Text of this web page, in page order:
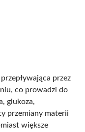
przez
co prowadzi do
glukoza,
przemiany materii
większe